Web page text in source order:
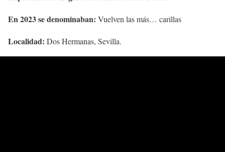
En 2023 se denominaban: Vuelven las más… carillas
Localidad: Dos Hermanas, Sevilla.